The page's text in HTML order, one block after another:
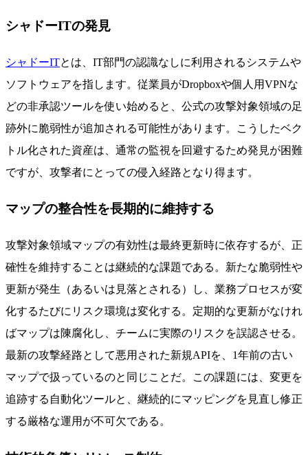
シャドーITの発見
シャドーITとは、IT部門の認識なしに利用されるシステムや
ソフトウェアを指します。従業員がDropboxや個人用VPNな
どの非承認ツールを使い始めると、公式の攻撃対象領域の足
跡外に脆弱性が追加される可能性があります。こうしたベク
トル化された資産は、通常の監視を回避するため発見が困難
ですが、攻撃者にとっての侵入経路となり得ます。
マップの整合性を長期的に維持する
攻撃対象領域マップの有効性は最終更新時に依存するが、正
確性を維持することは継続的な課題である。新たな脆弱性や
更新が発生（あるいは見落とされる）し、業務プロセスが変
化するたびにリスク環境は変化する。定期的な更新がなけれ
ばマップは陳腐化し、チームに実際のリスクを誤認させる。
最新の攻撃経路として悪用された新規APIを、1年前の古い
マップで扱っているのと同じことだ。この課題には、変更を
追跡する自動化ツールと、継続的にマッピングを見直し修正
する厳格な運用が不可欠である。